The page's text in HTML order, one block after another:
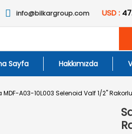
info@bilkargroup.com USD :
Sayfa Hakkımızda
A03-10L003 Selenoid Valf 1/2'' Rakorlu